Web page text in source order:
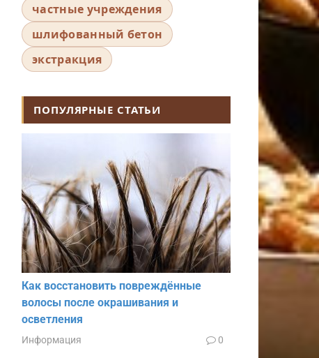
частные учреждения
шлифованный бетон
экстракция
ПОПУЛЯРНЫЕ СТАТЬИ
Как восстановить повреждённые
волосы после окрашивания и
осветления
Информация 0